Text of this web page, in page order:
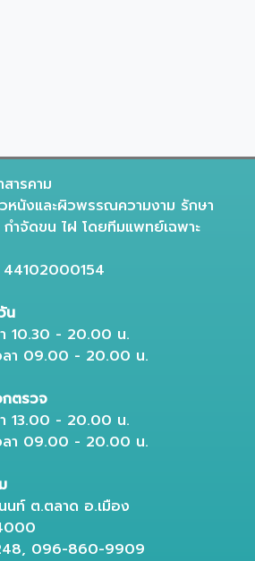
ารคาม
หนังและผิวพรรณความงาม รักษา
กำจัดขน ไฝ โดยทีมแพทย์เฉพาะ
44102000154
น
10.30 - 20.00 น.
ลา 09.00 - 20.00 น.
ตรวจ
13.00 - 20.00 น.
ลา 09.00 - 20.00 น.
ท์ ต.ตลาด อ.เมือง
096-860-9909